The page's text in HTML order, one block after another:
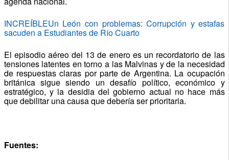
INCREÍBLEUn León con problemas: Corrupción y estafas
sacuden a Estudiantes de Río Cuarto
El episodio aéreo del 13 de enero es un recordatorio de las
tensiones latentes en torno a las Malvinas y de la necesidad
de respuestas claras por parte de Argentina. La ocupación
británica sigue siendo un desafío político, económico y
estratégico, y la desidia del gobierno actual no hace más
que debilitar una causa que debería ser prioritaria.
Fuentes: